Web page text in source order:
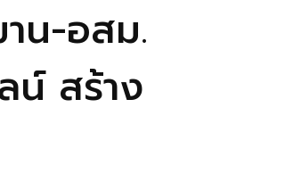
น-อสม.
น์ สร้าง